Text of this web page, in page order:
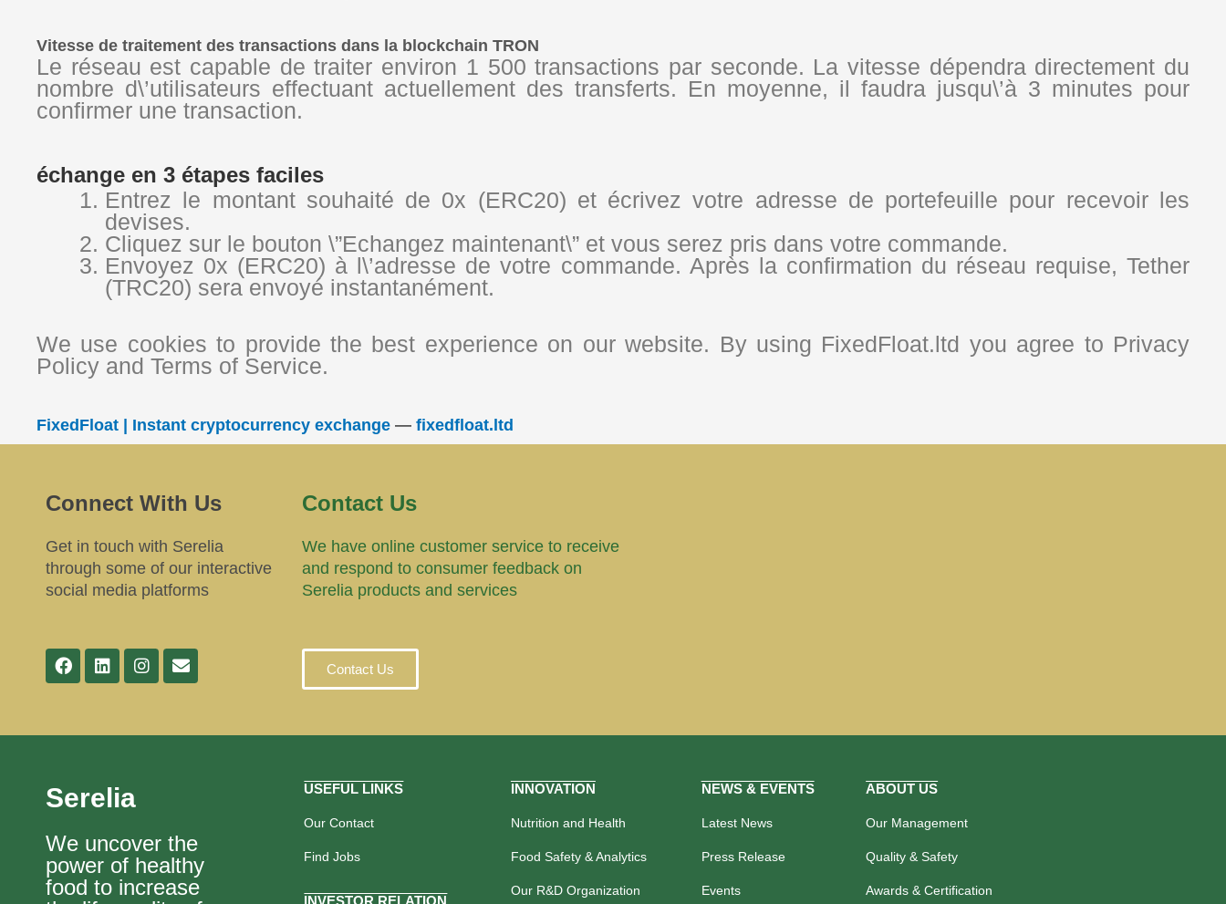
Vitesse de traitement des transactions dans la blockchain TRON
Le réseau est capable de traiter environ 1 500 transactions par seconde. La vitesse dépendra directement du
nombre d\’utilisateurs effectuant actuellement des transferts. En moyenne, il faudra jusqu\’à 3 minutes pour
confirmer une transaction.
échange en 3 étapes faciles
Entrez le montant souhaité de 0x (ERC20) et écrivez votre adresse de portefeuille pour recevoir les
devises.
Cliquez sur le bouton \”Echangez maintenant\” et vous serez pris dans votre commande.
Envoyez 0x (ERC20) à l\’adresse de votre commande. Après la confirmation du réseau requise, Tether
(TRC20) sera envoyé instantanément.
We use cookies to provide the best experience on our website. By using FixedFloat.ltd you agree to Privacy
Policy and Terms of Service.
FixedFloat | Instant cryptocurrency exchange — fixedfloat.ltd
Connect With Us
Get in touch with Serelia
through some of our interactive
social media platforms
Contact Us
We have online customer service to receive
and respond to consumer feedback on
Serelia products and services
Contact Us
Serelia
We uncover the
power of healthy
food to increase
USEFUL LINKS
Our Contact
Find Jobs
INVESTOR RELATION
INNOVATION
Nutrition and Health
Food Safety & Analytics
Our R&D Organization
NEWS & EVENTS
Latest News
Press Release
Events
ABOUT US
Our Management
Quality & Safety
Awards & Certification